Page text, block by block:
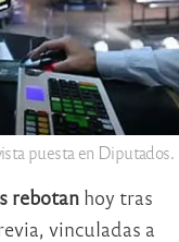
puesta en Diputados.
rebotan hoy tras
vinculadas a